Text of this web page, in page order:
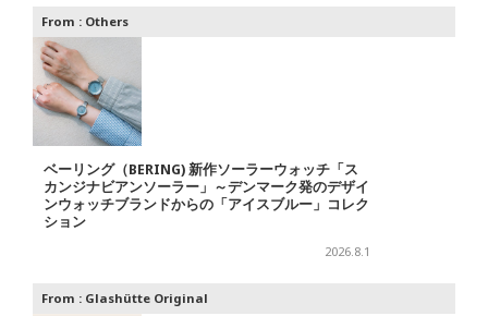
From : Others
ベーリング（BERING) 新作ソーラーウォッチ「ス
カンジナビアンソーラー」～デンマーク発のデザイ
ンウォッチブランドからの「アイスブルー」コレク
ション
2026.8.1
From : Glashütte Original